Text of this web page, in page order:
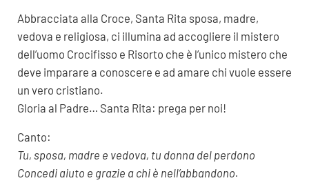
Abbracciata alla Croce, Santa Rita sposa, madre,
vedova e religiosa, ci illumina ad accogliere il mistero
dell’uomo Crocifisso e Risorto che è l’unico mistero che
deve imparare a conoscere e ad amare chi vuole essere
un vero cristiano.
Gloria al Padre… Santa Rita: prega per noi!
Canto:
Tu, sposa, madre e vedova, tu donna del perdono
Concedi aiuto e grazie a chi è nell’abbandono.